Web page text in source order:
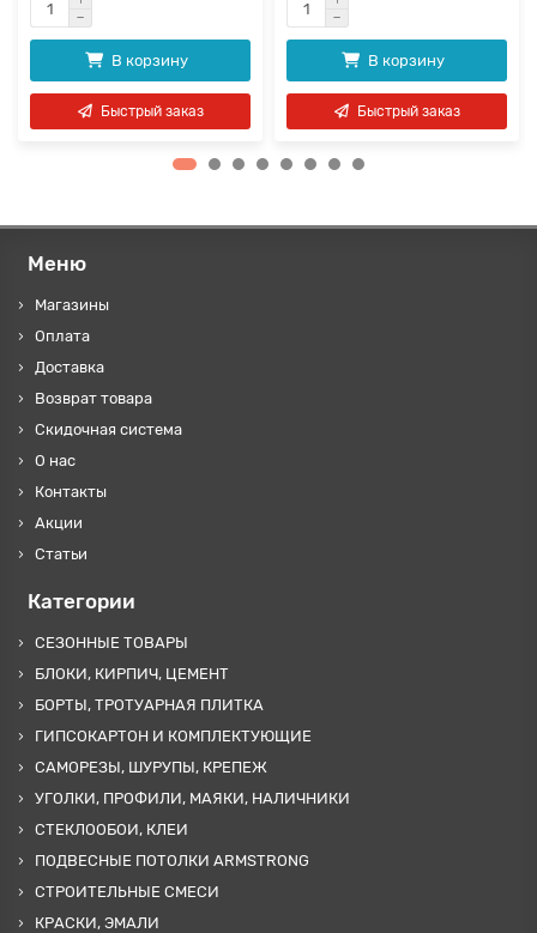
В корзину
Быстрый заказ
В корзину
Быстрый заказ
Меню
Магазины
Оплата
Доставка
Возврат товара
Скидочная система
О нас
Контакты
Акции
Статьи
Категории
СЕЗОННЫЕ ТОВАРЫ
БЛОКИ, КИРПИЧ, ЦЕМЕНТ
БОРТЫ, ТРОТУАРНАЯ ПЛИТКА
ГИПСОКАРТОН И КОМПЛЕКТУЮЩИЕ
САМОРЕЗЫ, ШУРУПЫ, КРЕПЕЖ
УГОЛКИ, ПРОФИЛИ, МАЯКИ, НАЛИЧНИКИ
СТЕКЛООБОИ, КЛЕИ
ПОДВЕСНЫЕ ПОТОЛКИ ARMSTRONG
СТРОИТЕЛЬНЫЕ СМЕСИ
КРАСКИ, ЭМАЛИ